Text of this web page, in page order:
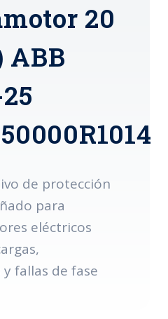
20
ABB
de protección
para
eléctricos
fallas de fase